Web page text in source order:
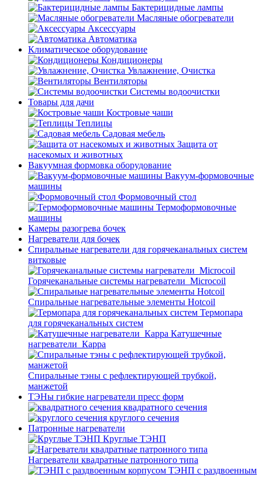
Бактерицидные лампы
Масляные обогреватели
Аксессуары
Автоматика
Климатическое оборудование
Кондиционеры
Увлажнение, Очистка
Вентиляторы
Системы водоочистки
Товары для дачи
Костровые чаши
Теплицы
Садовая мебель
Защита от
насекомых и животных
Вакуумная формовка оборудование
Вакуум-формовочные
машины
Формовочный стол
Термоформовочные
машины
Камеры разогрева бочек
Нагреватели для бочек
Спиральные нагреватели для горячеканальных систем
витковые
Горячеканальные системы нагреватели_Microcoil
Спиральные нагревательные элементы Hotcoil
Термопара
для горячеканальных систем
Катушечные
нагреватели_Карра
Спиральные тэны с рефлектирующей трубкой,
манжетой
ТЭНы гибкие нагреватели пресс форм
квадратного сечения
круглого сечения
Патронные нагреватели
Круглые ТЭНП
Нагреватели квадратные патронного типа
ТЭНП с раздвоенным